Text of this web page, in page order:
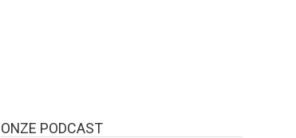
ONZE PODCAST